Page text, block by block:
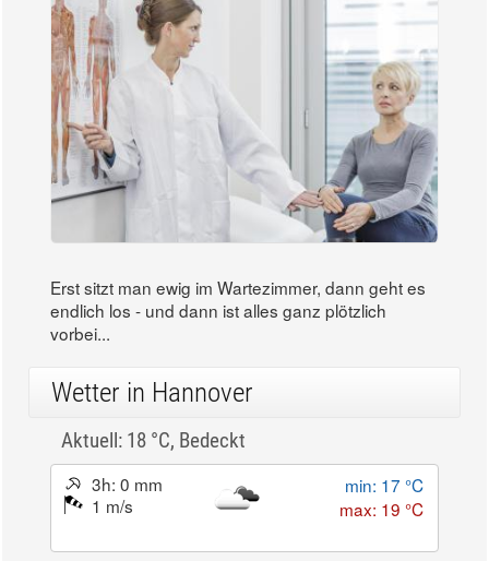
Erst sitzt man ewig im Wartezimmer, dann geht es
endlich los - und dann ist alles ganz plötzlich
vorbei...
Wetter in Hannover
Aktuell: 18 °C, Bedeckt
3h: 0 mm
1 m/s
min: 17 °C
max: 19 °C